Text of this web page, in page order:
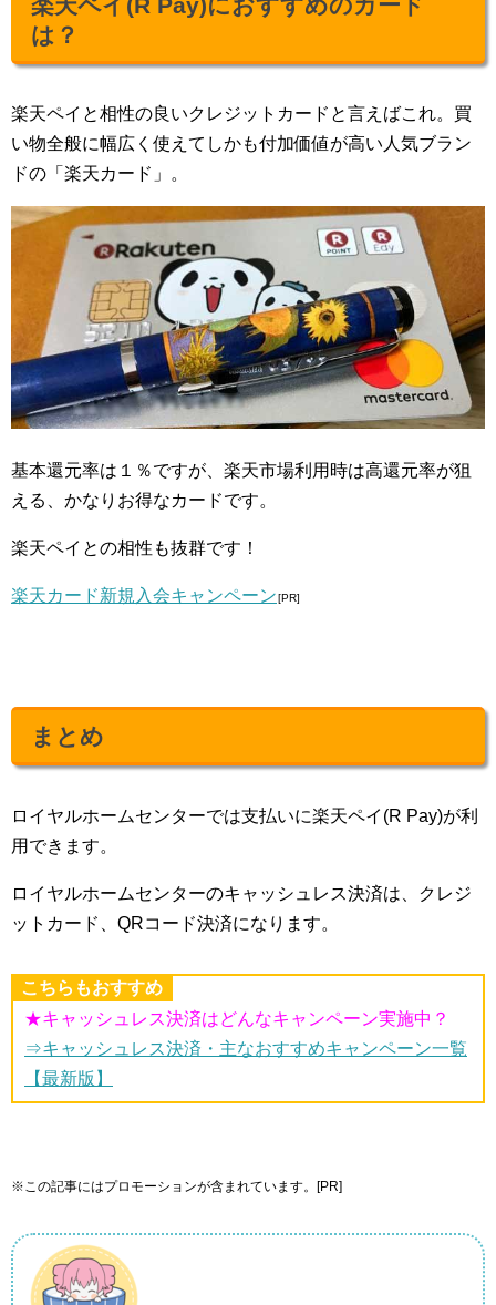
は？
楽天ペイと相性の良いクレジットカードと言えばこれ。買
い物全般に幅広く使えてしかも付加価値が高い人気ブラン
ドの「楽天カード」。
基本還元率は１％ですが、楽天市場利用時は高還元率が狙
える、かなりお得なカードです。
楽天ペイとの相性も抜群です！
楽天カード新規入会キャンペーン[PR]
まとめ
ロイヤルホームセンターでは支払いに楽天ペイ(R Pay)が利
用できます。
ロイヤルホームセンターのキャッシュレス決済は、クレジ
ットカード、QRコード決済になります。
こちらもおすすめ
★キャッシュレス決済はどんなキャンペーン実施中？
⇒キャッシュレス決済・主なおすすめキャンペーン一覧
【最新版】
※この記事にはプロモーションが含まれています。[PR]